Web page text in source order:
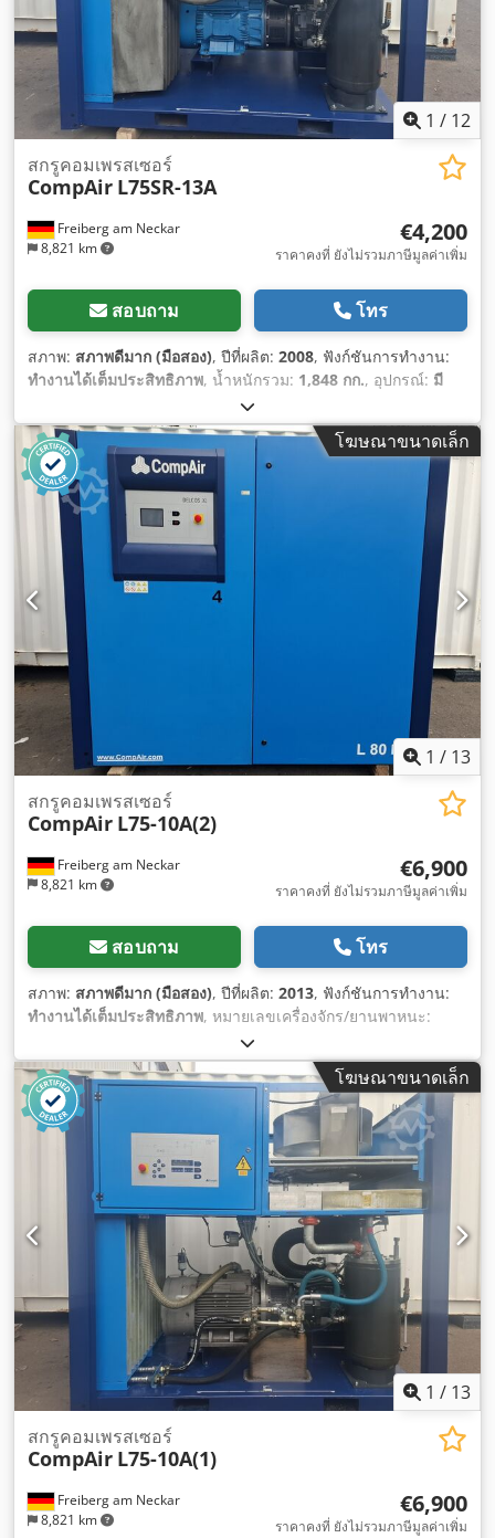
1 / 12
Freiberg am Neckar
8,821 km
สกรูคอมเพรสเซอร์
CompAir L75SR-13A
€4,200
ราคาคงที่ ยังไม่รวมภาษีมูลค่าเพิ่ม
สอบถาม โทร
สภาพ: สภาพดีมาก (มือสอง), ปีที่ผลิต: 2008, ฟังก์ชันการทำงาน:
ทำงานได้เต็มประสิทธิภาพ, น้ำหนักรวม: 1,848 กก., อุปกรณ์: มี
โฆษณาขนาดเล็ก
1 / 13
Freiberg am Neckar
8,821 km
สกรูคอมเพรสเซอร์
CompAir L75-10A(2)
€6,900
ราคาคงที่ ยังไม่รวมภาษีมูลค่าเพิ่ม
สอบถาม โทร
สภาพ: สภาพดีมาก (มือสอง), ปีที่ผลิต: 2013, ฟังก์ชันการทำงาน:
ทำงานได้เต็มประสิทธิภาพ, หมายเลขเครื่องจักร/ยานพาหนะ:
1,765 กก.
โฆษณาขนาดเล็ก
1 / 13
Freiberg am Neckar
8,821 km
สกรูคอมเพรสเซอร์
CompAir L75-10A(1)
€6,900
ราคาคงที่ ยังไม่รวมภาษีมูลค่าเพิ่ม